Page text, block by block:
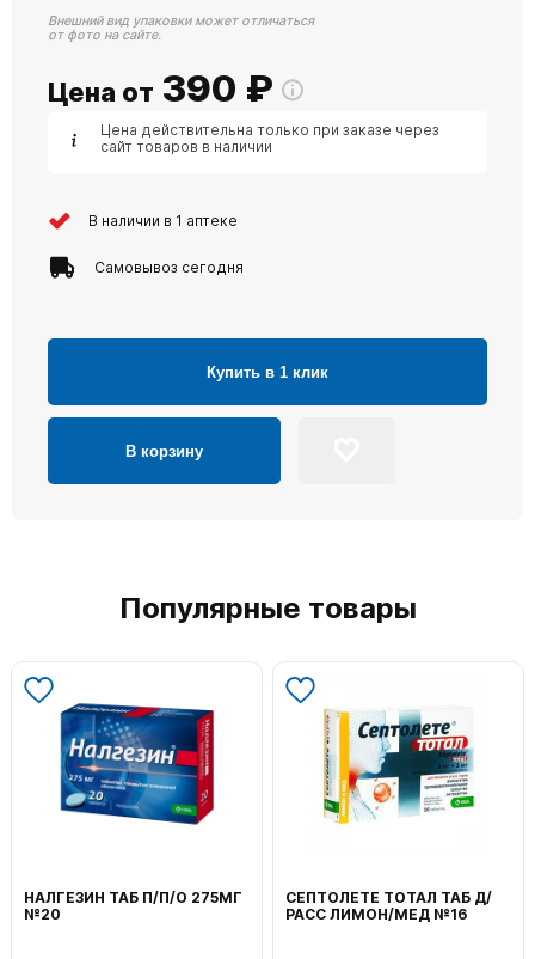
Внешний вид упаковки может отличаться
от фото на сайте.
Цена от 390 ₽
Цена действительна только при заказе через
сайт товаров в наличии
В наличии в 1 аптеке
Самовывоз сегодня
Купить в 1 клик
В корзину
Популярные товары
НАЛГЕЗИН ТАБ П/П/О 275МГ
№20
СЕПТОЛЕТЕ ТОТАЛ ТАБ Д/
РАСС ЛИМОН/МЕД №16